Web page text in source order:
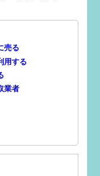
売る
用する
業者